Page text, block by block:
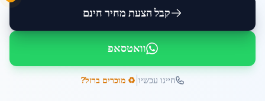
קבל הצעת מחיר חינם
וואטסאפ
חייגו עכשיו ♻️ מוכרים ברזל?